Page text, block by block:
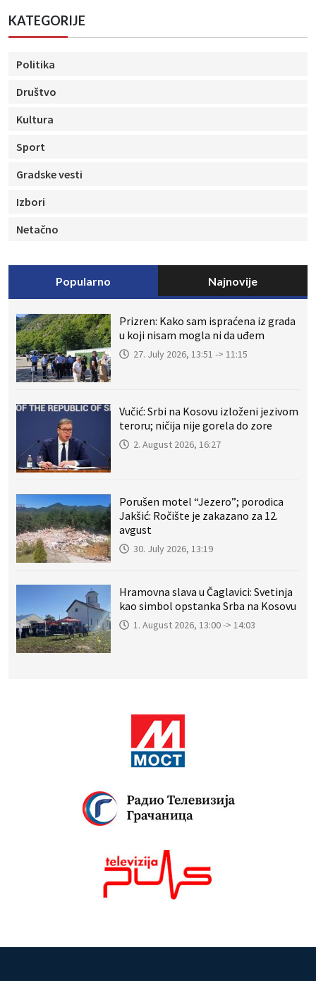
KATEGORIJE
Politika
Društvo
Kultura
Sport
Gradske vesti
Izbori
Netačno
Popularno Najnovije
Prizren: Kako sam ispraćena iz grada
u koji nisam mogla ni da uđem
27. July 2026, 13:51 -> 11:15
Vučić: Srbi na Kosovu izloženi jezivom
teroru; ničija nije gorela do zore
2. August 2026, 16:27
Porušen motel “Jezero”; porodica
Jakšić: Ročište je zakazano za 12.
avgust
30. July 2026, 13:19
Hramovna slava u Čaglavici: Svetinja
kao simbol opstanka Srba na Kosovu
1. August 2026, 13:00 -> 14:03